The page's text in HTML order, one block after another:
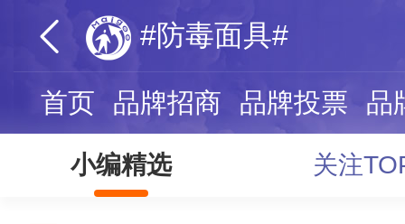
#防毒面具#
首页 品牌招商 品牌投票 品
小编精选 关注